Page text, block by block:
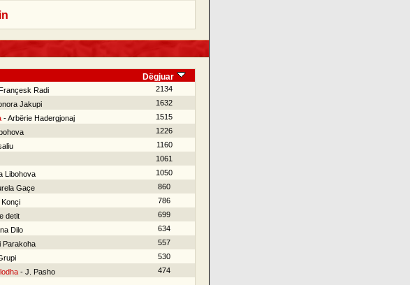
Dëgjuar
Radi
2134
Jakupi
1632
- Arbërie Hadergjonaj
1515
1226
1160
1061
Libohova
1050
Gaçe
860
786
detit
699
Dilo
634
557
530
- J. Pasho 474